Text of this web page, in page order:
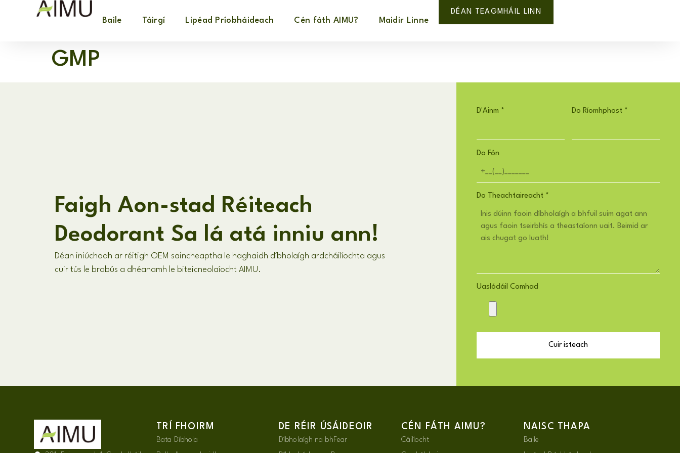
Baile Táirgí Lipéad Príobháideach Cén fáth AIMU? Maidir Linne
DÉAN TEAGMHÁIL LINN
GMP
Faigh Aon-stad Réiteach
Deodorant Sa lá atá inniu ann!
Déan iniúchadh ar réitigh OEM saincheaptha le haghaidh díbholaígh ardcháilíochta agus
cuir tús le brabús a dhéanamh le biteicneolaíocht AIMU.
D'Ainm * Do Ríomhphost *
Do Fón
Do Theachtaireacht *
Uaslódáil Comhad
Cuir isteach
TRÍ FHOIRM
Bata Díbhola
DE RÉIR ÚSÁIDEOIR
Díbholaígh na bhFear
CÉN FÁTH AIMU?
Cáilíocht
NAISC THAPA
Baile